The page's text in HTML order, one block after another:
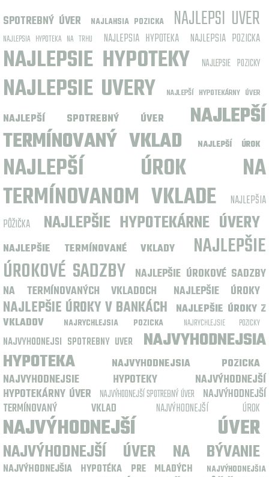
SPOTREBNÝ ÚVER
NAJLAHSIA POZICKA NAJLEPSI UVER
NAJLEPSIA HYPOTEKA NA TRHU NAJLEPSIA HYPOTEKA NAJLEPSIA POZICKA
NAJLEPSIE HYPOTEKY NAJLEPSIE POZICKY
NAJLEPSIE UVERY NAJLEPŠÍ HYPOTEKÁRNY ÚVER
NAJLEPŠÍ SPOTREBNÝ ÚVER
NAJLEPŠÍ
TERMÍNOVANÝ VKLAD
NAJLEPŠÍ ÚROK
NAJLEPŠÍ ÚROK NA
TERMÍNOVANOM VKLADE
NAJLEPŠIA
PÔŽIČKA
NAJLEPŠIE HYPOTEKÁRNE ÚVERY
NAJLEPŠIE TERMÍNOVANÉ VKLADY
NAJLEPŠIE
ÚROKOVÉ SADZBY
NAJLEPŠIE ÚROKOVÉ SADZBY
NA TERMÍNOVANÝCH VKLADOCH
NAJLEPŠIE ÚROKY
NAJLEPŠIE ÚROKY V BANKÁCH
NAJLEPŠIE ÚROKY Z
VKLADOV
NAJRYCHLEJSIA POZICKA NAJRYCHLEJSIE POZICKY
NAJVYHODNEJSI SPOTREBNY UVER
NAJVYHODNEJSIA
HYPOTEKA
NAJVYHODNEJSIA POZICKA
NAJVYHODNEJSIE HYPOTEKY
NAJVÝHODNEJŠÍ
HYPOTEKÁRNY ÚVER NAJVÝHODNEJŠÍ SPOTREBNÝ ÚVER NAJVÝHODNEJŠÍ
TERMÍNOVANÝ VKLAD
NAJVÝHODNEJŠÍ ÚROK
NAJVÝHODNEJŠÍ ÚVER
NAJVÝHODNEJŠÍ ÚVER NA BÝVANIE
NAJVÝHODNEJŠIA HYPOTÉKA PRE MLADÝCH
NAJVÝHODNEJŠIA